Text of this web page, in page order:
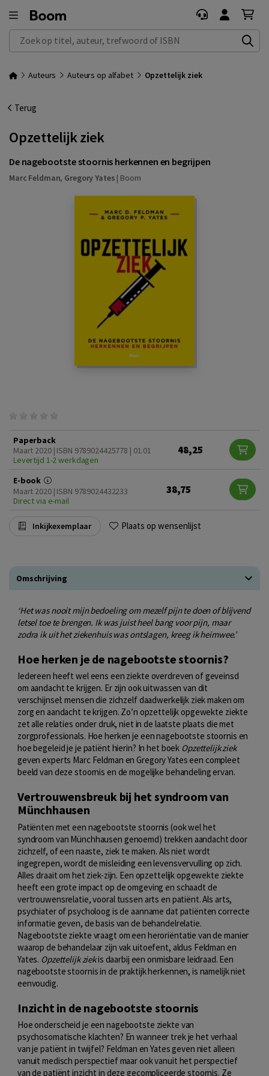
Zoek op titel, auteur, trefwoord of ISBN
Auteurs Auteurs op alfabet Opzettelijk ziek
Terug
Opzettelijk ziek
De nagebootste stoornis herkennen en begrijpen
Marc Feldman, Gregory Yates | Boom
Paperback
Maart 2020 | ISBN 9789024425778 | 01.01
Levertijd 1-2 werkdagen
48,25
E-book
Maart 2020 | ISBN 9789024432233
Direct via e-mail
38,75
Inkijkexemplaar Plaats op wensenlijst
Omschrijving
‘Het was nooit mijn bedoeling om mezelf pijn te doen of blijvend
letsel toe te brengen. Ik was juist heel bang voor pijn, maar
zodra ik uit het ziekenhuis was ontslagen, kreeg ik heimwee.’
Hoe herken je de nagebootste stoornis?
Iedereen heeft wel eens een ziekte overdreven of geveinsd
om aandacht te krijgen. Er zijn ook uitwassen van dit
verschijnsel: mensen die zichzelf daadwerkelijk ziek maken om
zorg en aandacht te krijgen. Zo’n opzettelijk opgewekte ziekte
zet alle relaties onder druk, niet in de laatste plaats die met
zorgprofessionals. Hoe herken je een nagebootste stoornis en
hoe begeleid je je patiënt hierin? In het boek Opzettelijk ziek
geven experts Marc Feldman en Gregory Yates een compleet
beeld van deze stoornis en de mogelijke behandeling ervan.
Vertrouwensbreuk bij het syndroom van
Münchhausen
Patiënten met een nagebootste stoornis (ook wel het
syndroom van Münchhausen genoemd) trekken aandacht door
zichzelf, of een naaste, ziek te maken. Als niet wordt
ingegrepen, wordt de misleiding een levensvervulling op zich.
Alles draait om het ziek-zijn. Een opzettelijk opgewekte ziekte
heeft een grote impact op de omgeving en schaadt de
vertrouwensrelatie, vooral tussen arts en patiënt. Als arts,
psychiater of psycholoog is de aanname dat patiënten correcte
informatie geven, de basis van de behandelrelatie.
Nagebootste ziekte vraagt om een heroriëntatie van de manier
waarop de behandelaar zijn vak uitoefent, aldus Feldman en
Yates. Opzettelijk ziekis daarbij een onmisbare leidraad. Een
nagebootste stoornis in de praktijk herkennen, is namelijk niet
eenvoudig.
Inzicht in de nagebootste stoornis
Hoe onderscheid je een nagebootste ziekte van
psychosomatische klachten? En wanneer trek je het verhaal
van je patiënt in twijfel? Feldman en Yates geven niet alleen
vanuit medisch perspectief maar ook vanuit het perspectief
van de patiënt inzicht in deze gecompliceerde stoornis. Ze